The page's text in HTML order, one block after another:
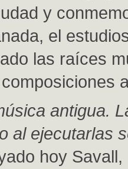
y
el
las raíces
antigua.
al ejecutarlas
hoy Savall,